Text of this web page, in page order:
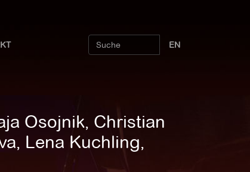
EN
Osojnik, Christian
Lena Kuchling,